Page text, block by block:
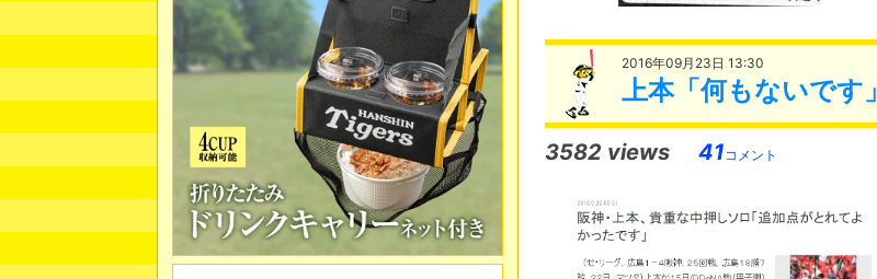
2016年09月23日 13:30
上本「何もないです」
3582 views 41コメント